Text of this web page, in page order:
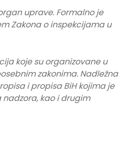
uprave. Formalno je
Zakona o inspekcijama u
koje su organizovane u
zakonima. Nadležna
i propisa BiH kojima je
kao i drugim